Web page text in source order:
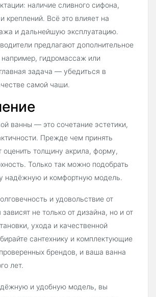
наличие сливного сифона,
креплений. Всё это влияет на
и дальнейшую эксплуатацию.
предлагают дополнительное
например, гидромассаж или
задача — убедиться в
самой чаши.
ванны — это сочетание эстетики,
Прежде чем принять
оценить толщину акрила, форму,
Только так можно подобрать
надёжную и комфортную модель.
и удовольствие от
не только от дизайна, но и от
ухода и качественной
сантехнику и комплектующие
брендов, и ваша ванна
лет.
и удобную модель, вы